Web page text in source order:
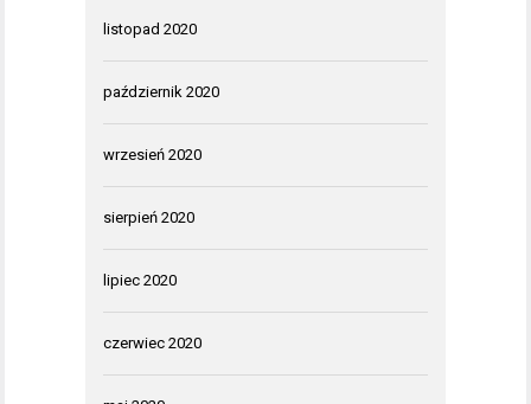
listopad 2020
październik 2020
wrzesień 2020
sierpień 2020
lipiec 2020
czerwiec 2020